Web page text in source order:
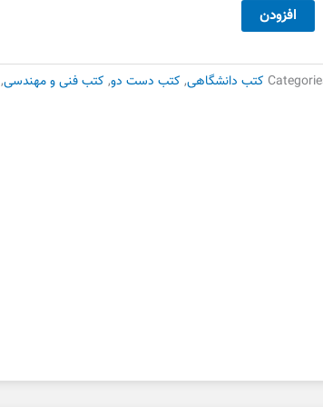
تخصصی
افزودن
کتب دانشگاهی, کتب دست دو, کتب فنی و مهندسی,